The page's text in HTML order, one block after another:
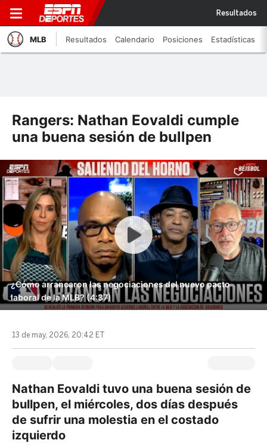
Resultados
MLB Resultados Calendario Posiciones Estadísticas
Rangers: Nathan Eovaldi cumple
una buena sesión de bullpen
¿Cómo arrancaron las negociaciones del nuevo pacto
laboral de la MLB? (4:37)
13 de may, 2026, 20:42 ET
Nathan Eovaldi tuvo una buena sesión de
bullpen, el miércoles, dos días después
de sufrir una molestia en el costado
izquierdo